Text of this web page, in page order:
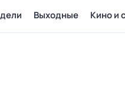
Выходные Кино и